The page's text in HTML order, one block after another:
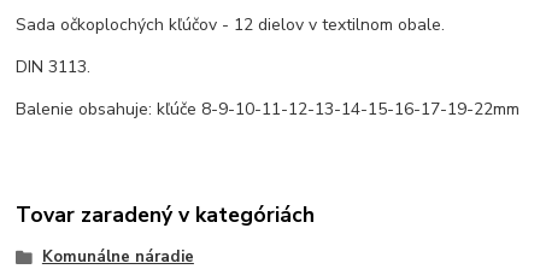
Sada očkoplochých kľúčov - 12 dielov v textilnom obale.
DIN 3113.
Balenie obsahuje: kľúče 8-9-10-11-12-13-14-15-16-17-19-22mm
Tovar zaradený v kategóriách
Komunálne náradie